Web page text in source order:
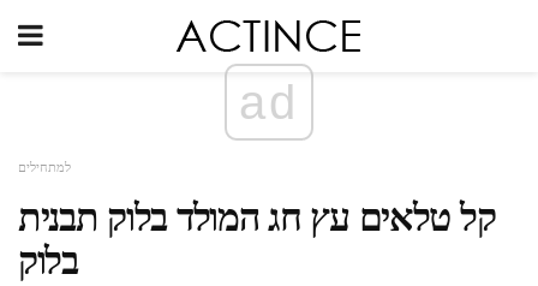
ad
למתחילים
קל טלאים עץ חג המולד בלוק תבנית
בלוק